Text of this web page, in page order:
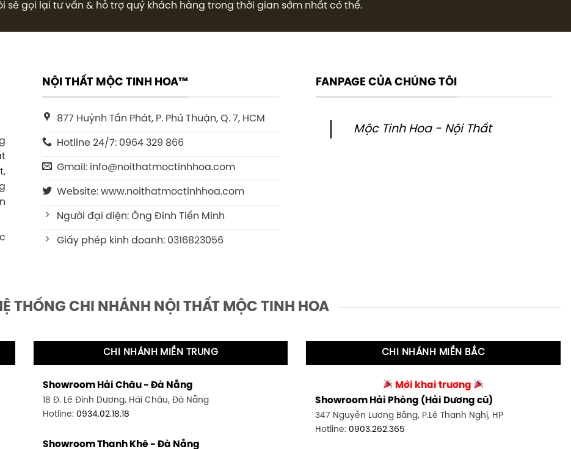
sẽ gọi lại tư vấn & hỗ trợ quý khách hàng trong thời gian sớm nhất có thể.
NỘI THẤT MỘC TINH HOA™
877 Huỳnh Tấn Phát, P. Phú Thuận, Q. 7, HCM
Hotline 24/7: 0964 329 866
Gmail: info@noithatmoctinhhoa.com
Website: www.noithatmoctinhhoa.com
Người đại diện: Ông Đinh Tiến Minh
Giấy phép kinh doanh: 0316823056
FANPAGE CỦA CHÚNG TÔI
Mộc Tinh Hoa - Nội Thất
THỐNG CHI NHÁNH NỘI THẤT MỘC TINH HOA
CHI NHÁNH MIỀN TRUNG
Showroom Hải Châu - Đà Nẵng
18 Đ. Lê Đình Dương, Hải Châu, Đà Nẵng
Hotline: 0934.02.18.18
Showroom Thanh Khê - Đà Nẵng
CHI NHÁNH MIỀN BẮC
Mới khai trương
Showroom Hải Phòng (Hải Dương cũ)
347 Nguyễn Lương Bằng, P.Lê Thanh Nghị, HP
Hotline:0903.262.365